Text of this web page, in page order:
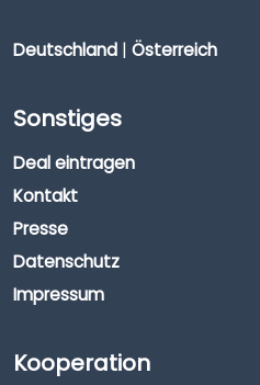
Deutschland | Österreich
Sonstiges
Deal eintragen
Kontakt
Presse
Datenschutz
Impressum
Kooperation